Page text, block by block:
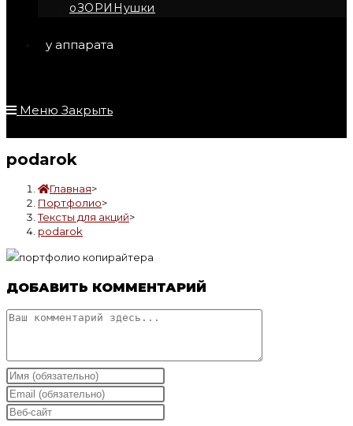
оЗОРИНушки
у аппарата
Меню Закрыть
podarok
Главная>
Портфолио>
Тексты для акций>
podarok
ДОБАВИТЬ КОММЕНТАРИЙ
Комментарий
Введите
свое
имя
Введите
свой
Введите